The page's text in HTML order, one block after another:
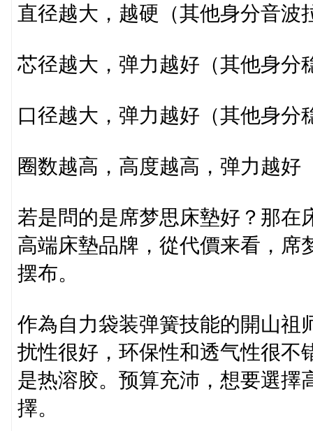
直径越大，越硬（其他身分音波
芯径越大，弹力越好（其他身分
口径越大，弹力越好（其他身分
圈数越高，高度越高，弹力越好
若是問的是席梦思床墊好？那在
高端床墊品牌，從代價来看，席
摆布。
作為自力袋装弹簧技能的開山祖
扰性很好，环保性和透气性很不
是热溶胶。预算充沛，想要選擇
擇。